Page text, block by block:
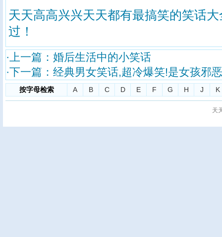
天天高高兴兴天天都有最搞笑的笑话大
过！
·上一篇： 婚后生活中的小笑话
·下一篇： 经典男女笑话,超冷爆笑!是女孩邪
按字母检索 A B C D E F G H J K
天